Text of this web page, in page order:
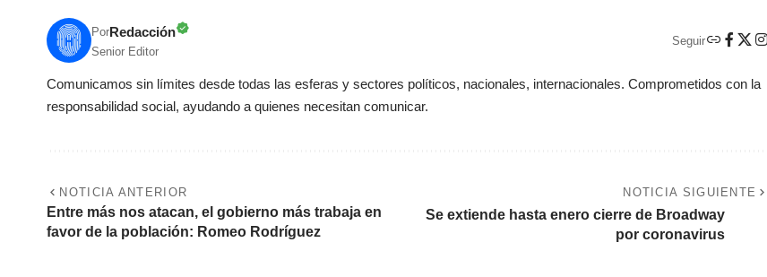
PorRedacción
Senior Editor
Seguir
Comunicamos sin límites desde todas las esferas y sectores políticos, nacionales, internacionales. Comprometidos con la
responsabilidad social, ayudando a quienes necesitan comunicar.
NOTICIA ANTERIOR
Entre más nos atacan, el gobierno más trabaja en
favor de la población: Romeo Rodríguez
NOTICIA SIGUIENTE
Se extiende hasta enero cierre de Broadway
por coronavirus